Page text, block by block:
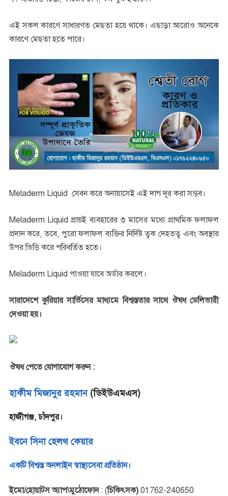
এই সকল কারণে সাধারণত মেছতা হয়ে থাকে। এছাড়া আরোও অনেকে
কারণে মেছতা হতে পারে।
Meladerm Liquid সেবন করে অনায়াসেই এই দাগ দূর করা সম্ভব।
Meladerm Liquid প্রায়ই ব্যবহারের ৩ মাসের মধ্যে প্রাথমিক ফলাফল
প্রদান করে, তবে, পুরো ফলাফল ব্যক্তির নির্দিষ্ট ত্বক দেহতত্ব এবং অবস্থার
উপর ভিত্তি করে পরিবর্তিত হতে।
Meladerm Liquid পাওয়া যাবে অর্ডার করলে।
সারাদেশে কুরিয়ার সার্ভিসের মাধ্যমে বিশ্বস্ততার সাথে ঔষধ ডেলিভারী
দেওয়া হয়।
ঔষধ পেতে যোগাযোগ করুন :
হাকীম মিজানুর রহমান(ডিইউএমএস)
হাজীগঞ্জ, চাঁদপুর।
ইবনে সিনা হেলথ কেয়ার
একটি বিশ্বস্ত অনলাইন স্বাস্থ্যসেবা প্রতিষ্ঠান।
ইমো/হোয়াটস অ্যাপ\মুঠোফোন: (চিকিৎসক) 01762-240650